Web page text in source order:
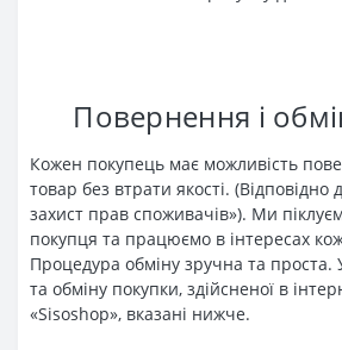
Повернення і
Кожен покупець має можливість
товар без втрати якості. (Відповідно
захист прав споживачів»). Ми
покупця та працюємо в інтересах
Процедура обміну зручна та
та обміну покупки, здійсненої в
«Sisoshop», вказані нижче.